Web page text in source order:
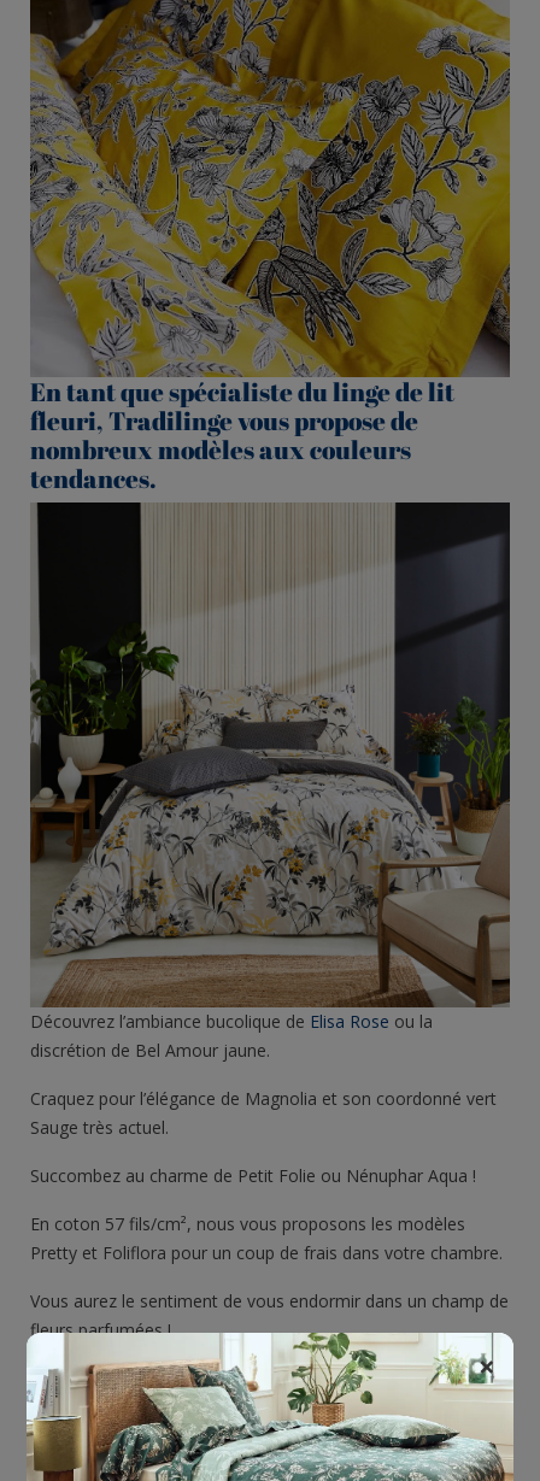
En tant que spécialiste du linge de lit
fleuri, Tradilinge vous propose de
nombreux modèles aux couleurs
tendances.
Découvrez l’ambiance bucolique de Elisa Rose ou la
discrétion de Bel Amour jaune.
Craquez pour l’élégance de Magnolia et son coordonné vert
Sauge très actuel.
Succombez au charme de Petit Folie ou Nénuphar Aqua !
En coton 57 fils/cm², nous vous proposons les modèles
Pretty et Foliflora pour un coup de frais dans votre chambre.
Vous aurez le sentiment de vous endormir dans un champ de
fleurs parfumées !
×